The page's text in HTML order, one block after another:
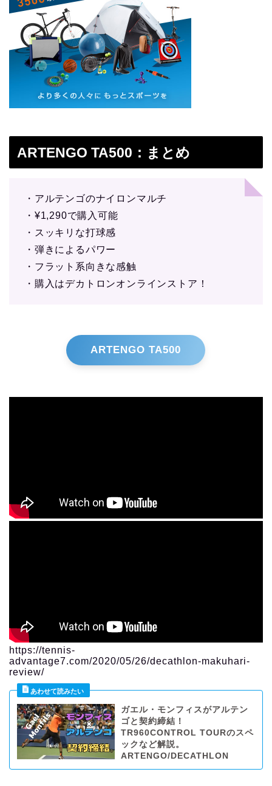
ARTENGO TA500：まとめ
・アルテンゴのナイロンマルチ
・¥1,290で購入可能
・スッキリな打球感
・弾きによるパワー
・フラット系向きな感触
・購入はデカトロンオンラインストア！
ARTENGO TA500
https://tennis-
advantage7.com/2020/05/26/decathlon-makuhari-
review/
ガエル・モンフィスがアルテン
ゴと契約締結！
TR960CONTROL TOURのスペ
ックなど解説。
ARTENGO/DECATHLON